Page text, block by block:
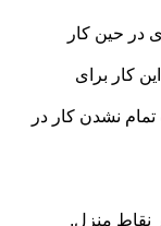
در حین کار
کار برای
مشتریان ارائه می دهد.در صورت تمام نشدن کار در
نقاط منزل.